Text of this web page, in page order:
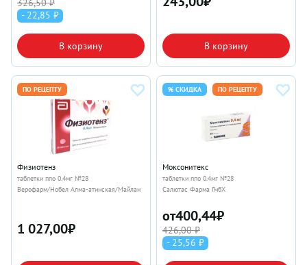
326,50 ₽
- 22,85 ₽
В корзину В корзину
ПО РЕЦЕПТУ
Физиотенз
таблетки ппо 0.4мг №28
Верофарм/Нобел Алма-атинская/Майлан
1 027,00₽
% СКИДКА ПО РЕЦЕПТУ
Моксонитекс
таблетки ппо 0.4мг №28
Салютас Фарма ГмбХ
от400,44₽
426,00 ₽
- 25,56 ₽